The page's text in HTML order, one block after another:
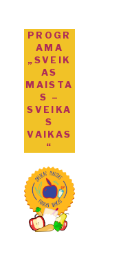
PROGR
AMA
„SVEIK
AS
MAISTA
S –
SVEIKA
S
VAIKAS
“